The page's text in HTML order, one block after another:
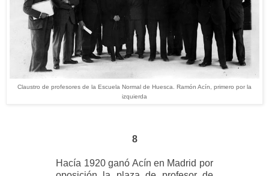
Claustro de profesores de la Escuela Normal de Huesca. Ramón Acín, primero por la
izquierda
8
Hacía 1920 ganó Acín en Madrid por